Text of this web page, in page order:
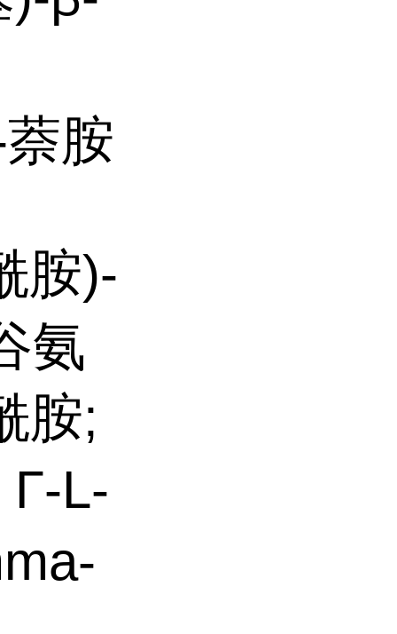
胺
胺)-
氨
胺;
L-